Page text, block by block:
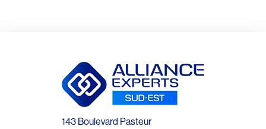
143 Boulevard Pasteur